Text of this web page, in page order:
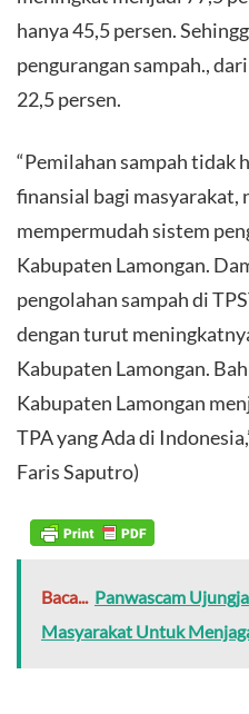
hanya 45,5 persen.
pengurangan sampah.,
22,5 persen.
“Pemilahan sampah tidak
finansial bagi masyarakat,
mempermudah sistem
Kabupaten Lamongan.
pengolahan sampah di
dengan turut
Kabupaten Lamongan.
Kabupaten Lamongan
TPA yang Ada di
Faris Saputro)
Baca... Panwascam
Masyarakat Untuk